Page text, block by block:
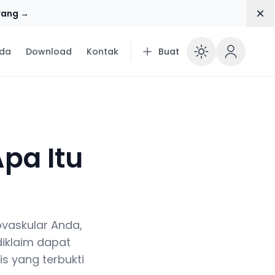
→
Download Kontak Buat Enable
Itu
Anda,
dapat
yang terbukti